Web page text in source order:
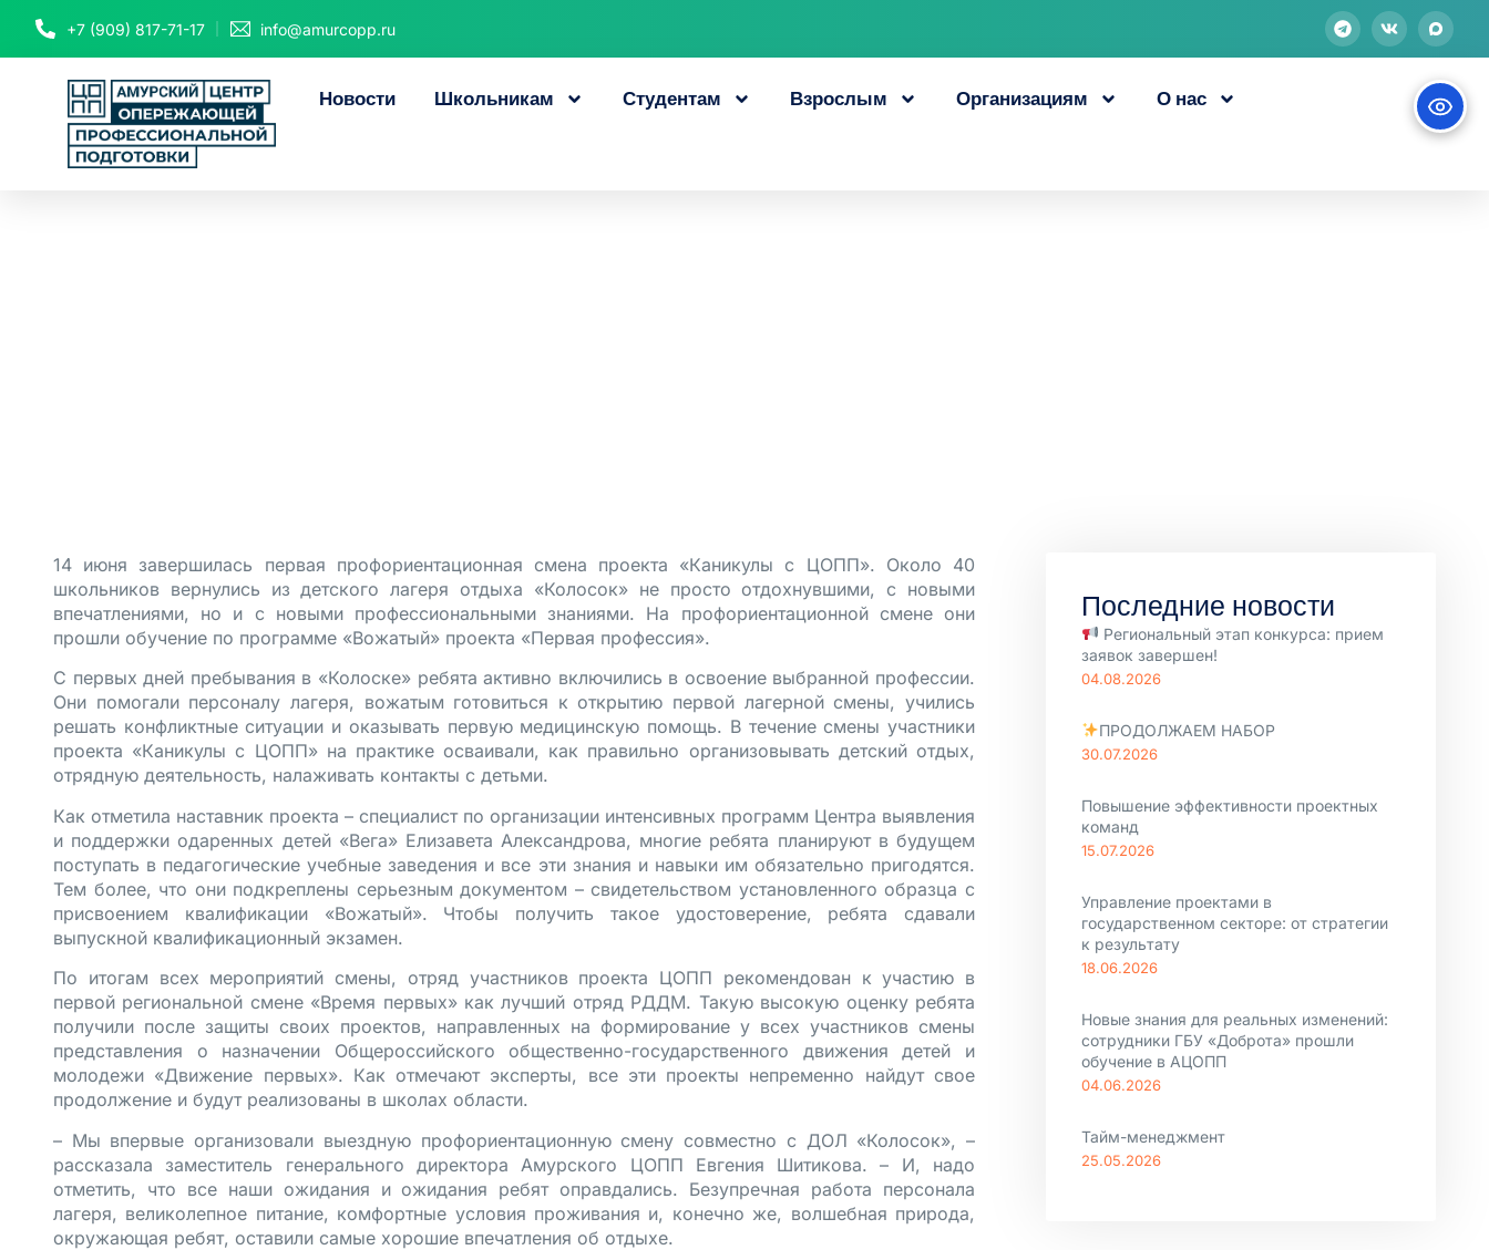
+7 (909) 817-71-17 info@amurcopp.ru
Новости Школьникам Студентам Взрослым Организациям О нас
14 июня завершилась первая профориентационная смена проекта «Каникулы с ЦОПП». Около 40
школьников вернулись из детского лагеря отдыха «Колосок» не просто отдохнувшими, с новыми
впечатлениями, но и с новыми профессиональными знаниями. На профориентационной смене они
прошли обучение по программе «Вожатый» проекта «Первая профессия».
С первых дней пребывания в «Колоске» ребята активно включились в освоение выбранной профессии.
Они помогали персоналу лагеря, вожатым готовиться к открытию первой лагерной смены, учились
решать конфликтные ситуации и оказывать первую медицинскую помощь. В течение смены участники
проекта «Каникулы с ЦОПП» на практике осваивали, как правильно организовывать детский отдых,
отрядную деятельность, налаживать контакты с детьми.
Как отметила наставник проекта – специалист по организации интенсивных программ Центра выявления
и поддержки одаренных детей «Вега» Елизавета Александрова, многие ребята планируют в будущем
поступать в педагогические учебные заведения и все эти знания и навыки им обязательно пригодятся.
Тем более, что они подкреплены серьезным документом – свидетельством установленного образца с
присвоением квалификации «Вожатый». Чтобы получить такое удостоверение, ребята сдавали
выпускной квалификационный экзамен.
По итогам всех мероприятий смены, отряд участников проекта ЦОПП рекомендован к участию в
первой региональной смене «Время первых» как лучший отряд РДДМ. Такую высокую оценку ребята
получили после защиты своих проектов, направленных на формирование у всех участников смены
представления о назначении Общероссийского общественно-государственного движения детей и
молодежи «Движение первых». Как отмечают эксперты, все эти проекты непременно найдут свое
продолжение и будут реализованы в школах области.
– Мы впервые организовали выездную профориентационную смену совместно с ДОЛ «Колосок», –
рассказала заместитель генерального директора Амурского ЦОПП Евгения Шитикова. – И, надо
отметить, что все наши ожидания и ожидания ребят оправдались. Безупречная работа персонала
лагеря, великолепное питание, комфортные условия проживания и, конечно же, волшебная природа,
окружающая ребят, оставили самые хорошие впечатления об отдыхе.
Последние новости
Региональный этап конкурса: прием
заявок завершен!
04.08.2026
ПРОДОЛЖАЕМ НАБОР
30.07.2026
Повышение эффективности проектных
команд
15.07.2026
Управление проектами в
государственном секторе: от стратегии
к результату
18.06.2026
Новые знания для реальных изменений:
сотрудники ГБУ «Доброта» прошли
обучение в АЦОПП
04.06.2026
Тайм-менеджмент
25.05.2026